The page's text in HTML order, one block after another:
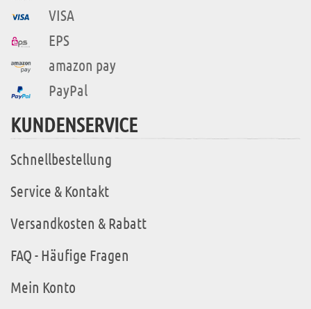
VISA
EPS
amazon pay
PayPal
KUNDENSERVICE
Schnellbestellung
Service & Kontakt
Versandkosten & Rabatt
FAQ - Häufige Fragen
Mein Konto